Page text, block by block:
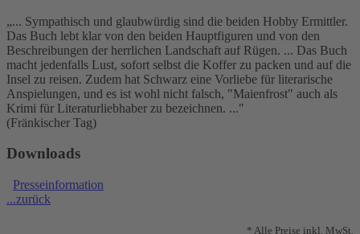
„... Sympathisch und glaubwürdig sind die beiden Hobby Ermittler.
Das Buch lebt klar von den beiden Hauptfiguren und von den
Beschreibungen der herrlichen Landschaft auf Rügen. ... Das Buch
macht jedenfalls Lust, sofort selbst die Koffer zu packen und auf die
Insel zu reisen. Zudem hat Schwarz eine Vorliebe für literarische
Anspielungen, und es ist wohl nicht falsch, "Maienfrost" auch als
Krimi für Literaturliebhaber zu bezeichnen. ..."
(Fränkischer Tag)
Downloads
Presseinformation
...zurück
* Alle Preise inkl. MwSt.